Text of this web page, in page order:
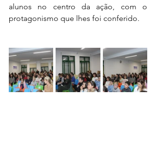
alunos no centro da ação, com o
protagonismo que lhes foi conferido.